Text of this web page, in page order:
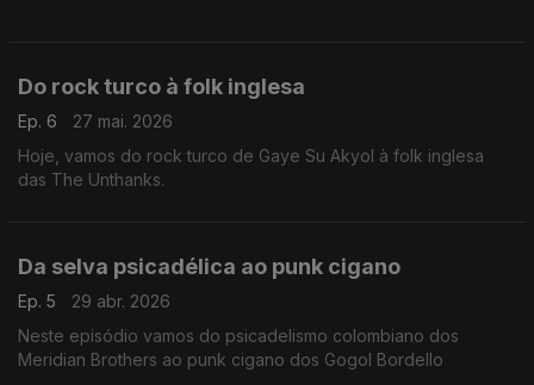
Do rock turco à folk inglesa
Ep. 6
27 mai. 2026
Hoje, vamos do rock turco de Gaye Su Akyol à folk inglesa
das The Unthanks.
Da selva psicadélica ao punk cigano
Ep. 5
29 abr. 2026
Neste episódio vamos do psicadelismo colombiano dos
Meridian Brothers ao punk cigano dos Gogol Bordello